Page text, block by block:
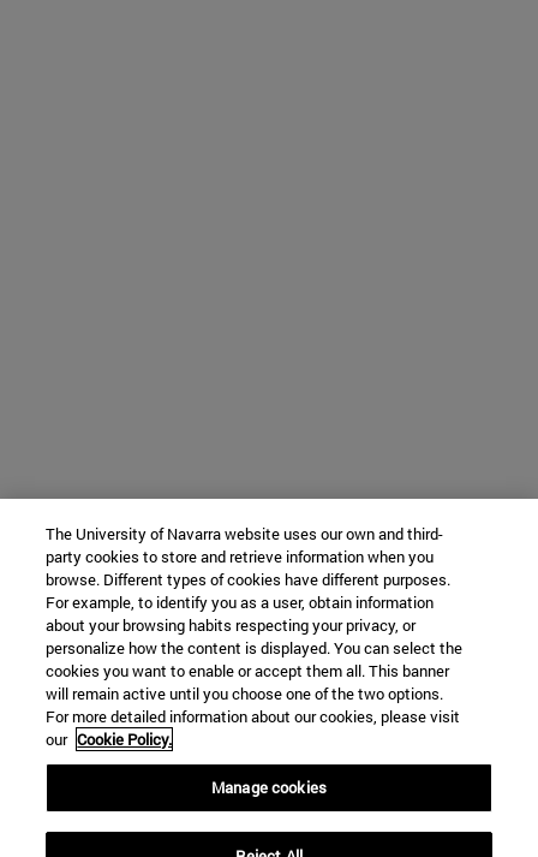
The University of Navarra website uses our own and third-
party cookies to store and retrieve information when you
browse. Different types of cookies have different purposes.
For example, to identify you as a user, obtain information
about your browsing habits respecting your privacy, or
personalize how the content is displayed. You can select the
cookies you want to enable or accept them all. This banner
will remain active until you choose one of the two options.
For more detailed information about our cookies, please visit
our Cookie Policy.
Manage cookies